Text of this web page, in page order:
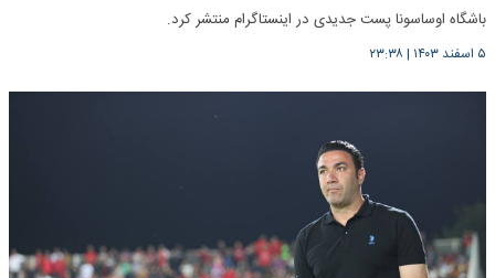
باشگاه اوساسونا پست جدیدی در اینستاگرام منتشر کرد.
۵ اسفند ۱۴۰۳ |۲۳:۳۸